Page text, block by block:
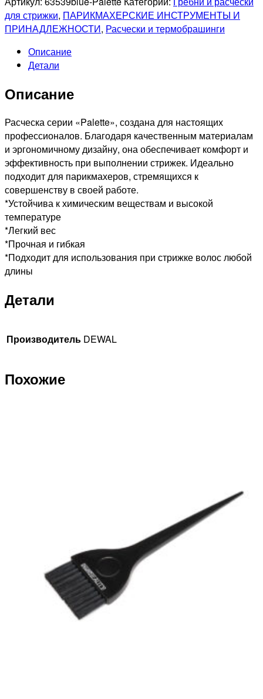
Расческа
рабочая
синяя,
63539blue-
для стрижки, ПАРИКМАХЕРСКИЕ ИНСТРУМЕНТЫ И
ПРИНАДЛЕЖНОСТИ, Расчески и термобрашинги
Описание
Детали
Описание
Расческа серии «Palette», создана для настоящих
профессионалов. Благодаря качественным материалам
и эргономичному дизайну, она обеспечивает комфорт и
эффективность при выполнении стрижек. Идеально
подходит для парикмахеров, стремящихся к
совершенству в своей работе.
*Устойчива к химическим веществам и высокой
температуре
*Легкий вес
*Прочная и гибкая
*Подходит для использования при стрижке волос любой
длины
Детали
Производитель DEWAL
Похожие